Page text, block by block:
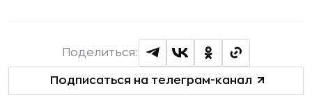
Подписаться на телеграм-канал
Поделиться: